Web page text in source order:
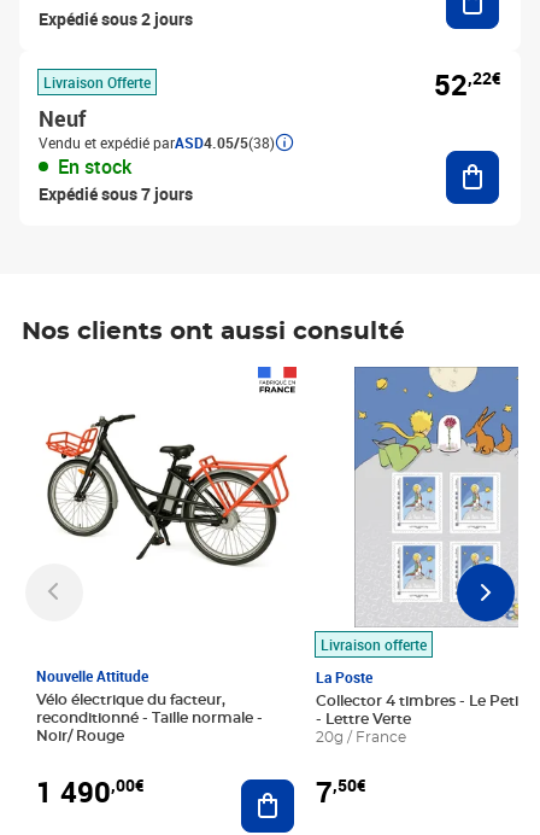
Expédié sous 2 jours
Livraison Offerte
Neuf
Vendu et expédié parASD4.05/5(38)
En stock
Expédié sous 7 jours
52,22€
Nos clients ont aussi consulté
Nouvelle Attitude
Vélo électrique du facteur,
reconditionné - Taille normale -
Noir/ Rouge
1 490,00€ Ajouter au panier
Livraison offerte
La Poste
Collector 4 timbres - Le Petit
- Lettre Verte
20g / France
7,50€
Prix 7,50€